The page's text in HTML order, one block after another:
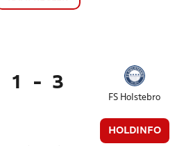
1 - 3
FS Holstebro
HOLDINFO